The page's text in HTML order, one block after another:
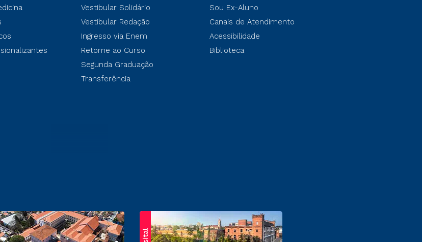
Vestibular Solidário
Vestibular Redação
Ingresso via Enem
Retorne ao Curso
Segunda Graduação
Transferência
Sou Ex-Aluno
Canais de Atendimento
Acessibilidade
Biblioteca